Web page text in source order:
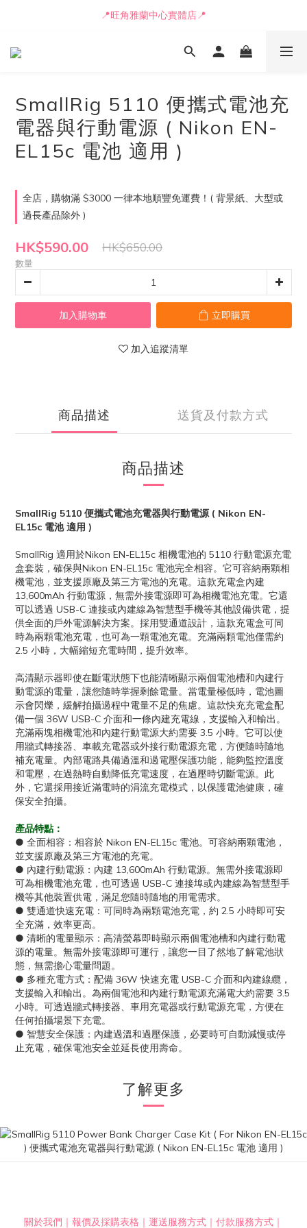
📒🖋️報價單 / 採購表格🖋️📒
📍旺角雅蘭中心實體店📍
🚛最快可即日安排貨車送到💨
SmallRig 5110 便攜式電池充
電器與行動電源 ( Nikon EN-
EL15c 電池 適用 )
全店，購物滿 $3000 一律本地順豐免運費！( 背景紙、大型或
過長產品除外 )
HK$590.00 HK$650.00
數量
加入購物車 立即購買
加入追蹤清單
商品描述 送貨及付款方式
商品描述
SmallRig 5110 便攜式電池充電器與行動電源 ( Nikon EN-
EL15c 電池 適用 )
SmallRig 適用於Nikon EN-EL15c 相機電池的 5110 行動電源充電
盒套裝，確保與Nikon EN-EL15c 電池完全相容。它可容納兩顆相
機電池，並支援原廠及第三方電池的充電。這款充電盒內建
13,600mAh 行動電源，無需外接電源即可為相機電池充電。它還
可以透過 USB-C 連接或內建線為智慧型手機等其他設備供電，提
供全面的戶外電源解決方案。採用雙通道設計，這款充電盒可同
時為兩顆電池充電，也可為一顆電池充電。充滿兩顆電池僅需約
2.5 小時，大幅縮短充電時間，提升效率。
高清顯示器即使在斷電狀態下也能清晰顯示兩個電池槽和內建行
動電源的電量，讓您隨時掌握剩餘電量。當電量極低時，電池圖
示會閃爍，緩解拍攝過程中電量不足的焦慮。這款快充充電盒配
備一個 36W USB-C 介面和一條內建充電線，支援輸入和輸出。
充滿兩塊相機電池和內建行動電源大約需要 3.5 小時。它可以使
用牆式轉接器、車載充電器或外接行動電源充電，方便隨時隨地
補充電量。內部電路具備過溫和過電壓保護功能，能夠監控溫度
和電壓，在過熱時自動降低充電速度，在過壓時切斷電源。此
外，它還採用接近滿電時的涓流充電模式，以保護電池健康，確
保安全拍攝。
產品特點：
● 全面相容：相容於 Nikon EN-EL15c 電池。可容納兩顆電池，
並支援原廠及第三方電池的充電。
● 內建行動電源：內建 13,600mAh 行動電源。無需外接電源即
可為相機電池充電，也可透過 USB-C 連接埠或內建線為智慧型手
機等其他裝置供電，滿足您隨時隨地的用電需求。
● 雙通道快速充電：可同時為兩顆電池充電，約 2.5 小時即可安
全充滿，效率更高。
● 清晰的電量顯示：高清螢幕即時顯示兩個電池槽和內建行動電
源的電量。無需外接電源即可運行，讓您一目了然地了解電池狀
態，無需擔心電量問題。
● 多種充電方式：配備 36W 快速充電 USB-C 介面和內建線纜，
支援輸入和輸出。為兩個電池和內建行動電源充滿電大約需要 3.5
小時。可透過牆式轉接器、車用充電器或行動電源充電，方便在
任何拍攝場景下充電。
● 智慧安全保護：內建過溫和過壓保護，必要時可自動減慢或停
止充電，確保電池安全並延長使用壽命。
了解更多
關於我們 ｜ 報價及採購表格 ｜ 運送服務方式 ｜ 付款服務方式 ｜